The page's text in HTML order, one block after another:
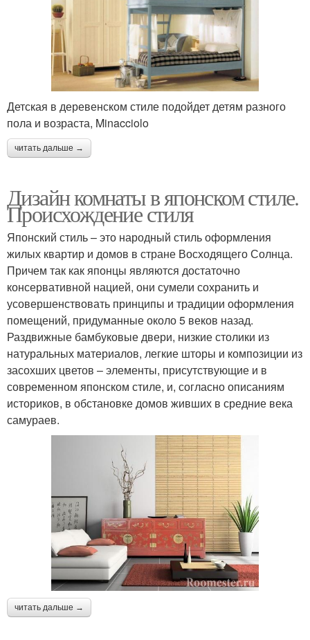
Детская в деревенском стиле подойдет детям разного
пола и возраста, Minacciolo
читать дальше →
Дизайн комнаты в японском стиле.
Происхождение стиля
Японский стиль – это народный стиль оформления
жилых квартир и домов в стране Восходящего Солнца.
Причем так как японцы являются достаточно
консервативной нацией, они сумели сохранить и
усовершенствовать принципы и традиции оформления
помещений, придуманные около 5 веков назад.
Раздвижные бамбуковые двери, низкие столики из
натуральных материалов, легкие шторы и композиции из
засохших цветов – элементы, присутствующие и в
современном японском стиле, и, согласно описаниям
историков, в обстановке домов живших в средние века
самураев.
читать дальше →